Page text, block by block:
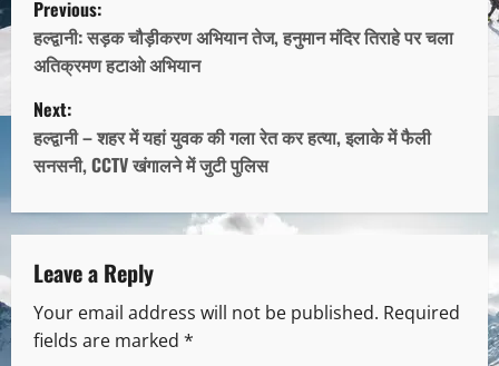
Previous:
हल्द्वानी: सड़क चौड़ीकरण अभियान तेज, हनुमान मंदिर तिराहे पर चला
अतिक्रमण हटाओ अभियान
Next:
हल्द्वानी – शहर में यहां युवक की गला रेत कर हत्या, इलाके में फैली
सनसनी, CCTV खंगालने में जुटी पुलिस
Leave a Reply
Your email address will not be published. Required
fields are marked *